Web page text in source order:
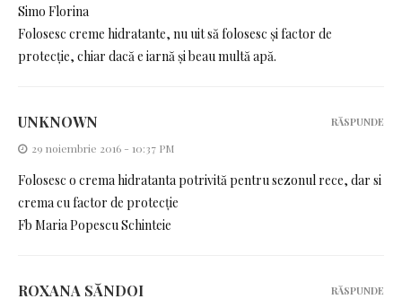
Simo Florina
Folosesc creme hidratante, nu uit să folosesc și factor de
protecție, chiar dacă e iarnă și beau multă apă.
UNKNOWN
29 noiembrie 2016 - 10:37 PM
Folosesc o crema hidratanta potrivită pentru sezonul rece, dar si
crema cu factor de protecție
Fb Maria Popescu Schinteie
RĂSPUNDE
ROXANA SĂNDOI RĂSPUNDE